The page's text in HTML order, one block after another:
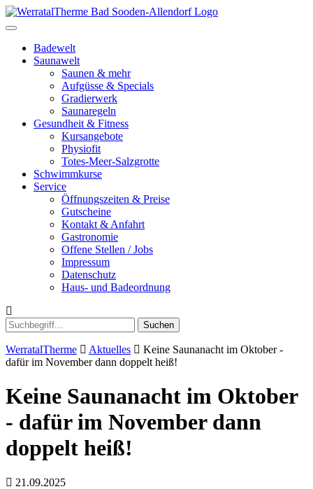
Toggle
navigationBadewelt
Saunawelt
Saunen & mehr
Aufgüsse & Specials
Gradierwerk
Saunaregeln
Gesundheit & Fitness
Kursangebote
Physiofit
Totes-Meer-Salzgrotte
Schwimmkurse
Service
Öffnungszeiten & Preise
Gutscheine
Kontakt & Anfahrt
Gastronomie
Offene Stellen / Jobs
Impressum
Datenschutz
Haus- und Badeordnung
Suchen
WerratalTherme Aktuelles
Keine Saunanacht im Oktober -
dafür im November dann doppelt heiß!
Keine Saunanacht im Oktober
- dafür im November dann
doppelt heiß!
21.09.2025